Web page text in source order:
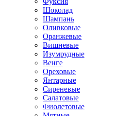
Шоколад
Шампань
Оливковые
Оранжевые
Вишневые
Изумрудные
Венге
Ореховые
Янтарные
Сиреневые
Салатовые
Фиолетовые